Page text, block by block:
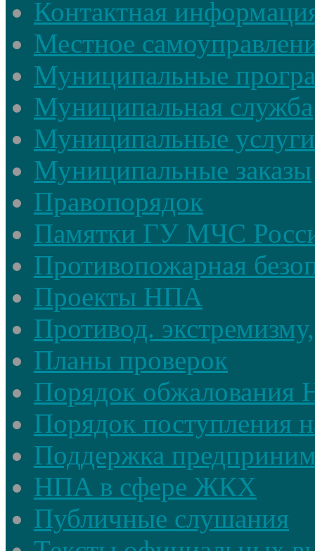
Контактная
Местное
Муниципальные
Муниципальная служба
Муниципальные услуги
Муниципальные заказы
Правопорядок
Памятки ГУ МЧС
Противопожарная
Проекты НПА
Противод.
Планы проверок
Порядок
Порядок поступления
Поддержка
НПА в сфере ЖКХ
Публичные слушания